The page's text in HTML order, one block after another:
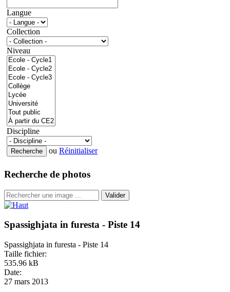
Langue
Collection
Niveau
Discipline
ou Réinitialiser
Recherche de photos
Valider
Spassighjata in furesta - Piste 14
Spassighjata in furesta - Piste 14
Taille fichier:
535.96 kB
Date:
27 mars 2013